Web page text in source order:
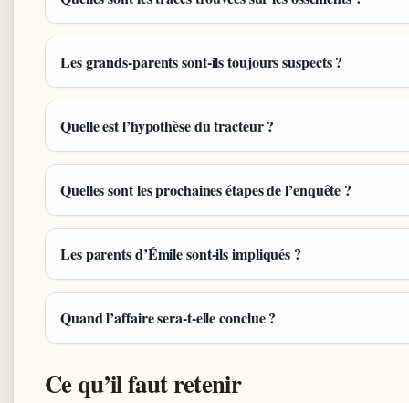
Les grands-parents sont-ils toujours suspects ?
Quelle est l’hypothèse du tracteur ?
Quelles sont les prochaines étapes de l’enquête ?
Les parents d’Émile sont-ils impliqués ?
Quand l’affaire sera-t-elle conclue ?
Ce qu’il faut retenir